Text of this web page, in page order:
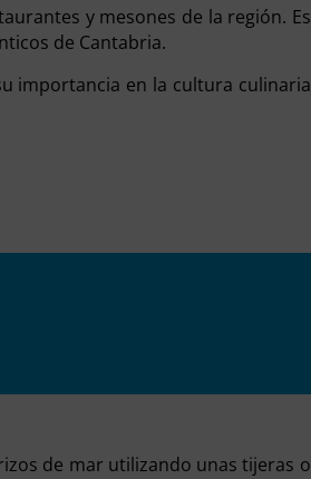
y mesones de la región. Es
de Cantabria.
importancia en la cultura culinaria
de mar utilizando unas tijeras o